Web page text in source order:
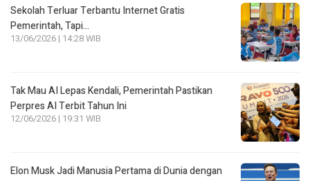
Sekolah Terluar Terbantu Internet Gratis
Pemerintah, Tapi…
13/06/2026 | 14:28 WIB
Tak Mau AI Lepas Kendali, Pemerintah Pastikan
Perpres AI Terbit Tahun Ini
12/06/2026 | 19:31 WIB
Elon Musk Jadi Manusia Pertama di Dunia dengan